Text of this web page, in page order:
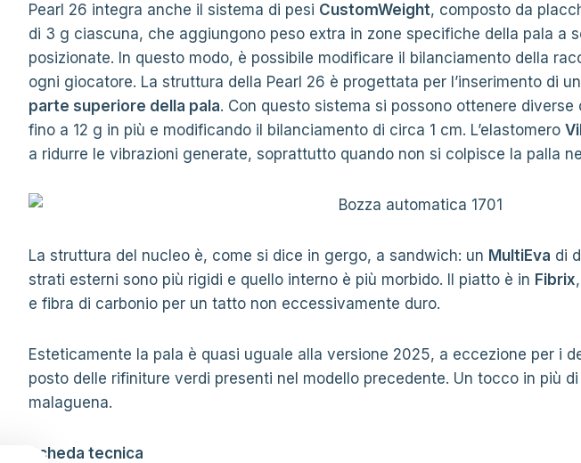
Pearl 26 integra anche il sistema di pesi CustomWeight, composto da
di 3 g ciascuna, che aggiungono peso extra in zone specifiche della pala a
posizionate. In questo modo, è possibile modificare il bilanciamento della
ogni giocatore. La struttura della Pearl 26 è progettata per l’inserimento di un
parte superiore della pala. Con questo sistema si possono ottenere
fino a 12 g in più e modificando il bilanciamento di circa 1 cm. L’elastomero
a ridurre le vibrazioni generate, soprattutto quando non si colpisce la palla
La struttura del nucleo è, come si dice in gergo, a sandwich: un MultiEva di
strati esterni sono più rigidi e quello interno è più morbido. Il piatto è in Fibrix
e fibra di carbonio per un tatto non eccessivamente duro.
Esteticamente la pala è quasi uguale alla versione 2025, a eccezione per i
posto delle rifiniture verdi presenti nel modello precedente. Un tocco in più
malaguena.
Scheda tecnica